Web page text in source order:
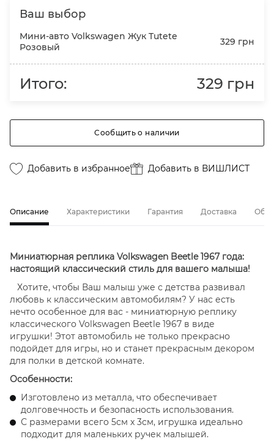
Ваш выбор
Мини-авто Volkswagen Жук Tutete
Розовый
329 грн
Итого: 329 грн
Сообщить о наличии
Добавить в избранное Добавить в ВИШЛИСТ
Описание Характеристики Гарантия Доставка
Миниатюрная реплика Volkswagen Beetle 1967 года:
настоящий классический стиль для вашего малыша!
Хотите, чтобы Ваш малыш уже с детства развивал
любовь к классическим автомобилям? У нас есть
нечто особенное для вас - миниатюрную реплику
классического Volkswagen Beetle 1967 в виде
игрушки! Этот автомобиль не только прекрасно
подойдет для игры, но и станет прекрасным декором
для полки в детской комнате.
Особенности:
Изготовлено из металла, что обеспечивает
долговечность и безопасность использования.
С размерами всего 5см x 3см, игрушка идеально
подходит для маленьких ручек малышей.